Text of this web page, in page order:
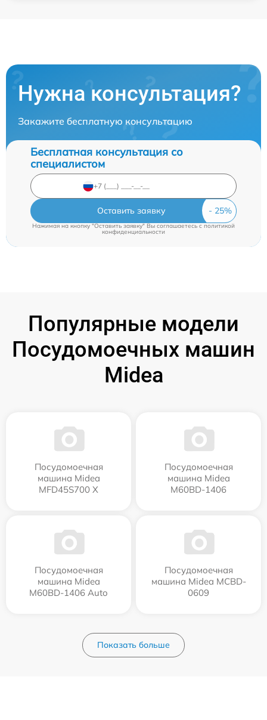
Нужна консультация?
Закажите бесплатную консультацию
Бесплатная консультация со
специалистом
Оставить заявку
Нажимая на кнопку "Оставить заявку" Вы соглашаетесь cполитикой
конфиденциальности
Популярные модели
Посудомоечных машин
Midea
Посудомоечная
машина Midea
MFD45S700 X
Посудомоечная
машина Midea
M60BD-1406
Посудомоечная
машина Midea
M60BD-1406 Auto
Посудомоечная
машина Midea MCBD-
0609
Показать больше